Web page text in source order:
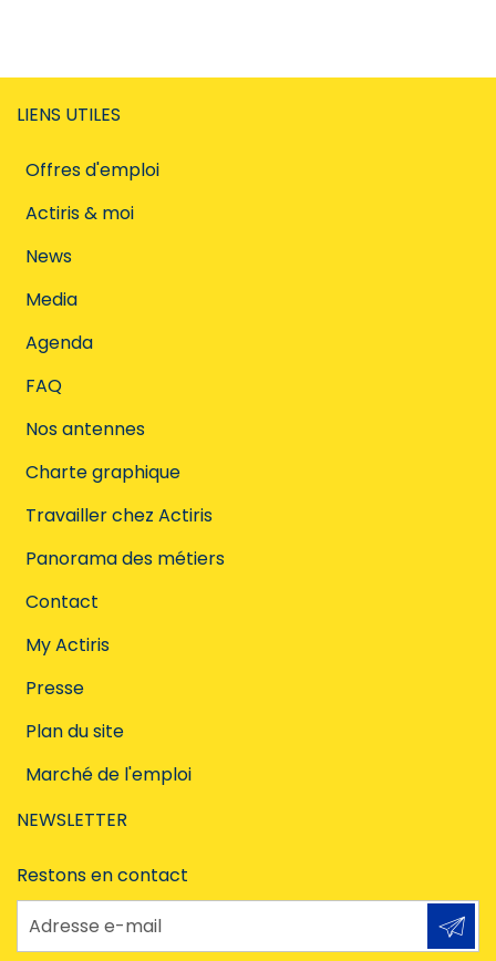
LIENS UTILES
Offres d'emploi
Actiris & moi
News
Media
Agenda
FAQ
Nos antennes
Charte graphique
Travailler chez Actiris
Panorama des métiers
Contact
My Actiris
Presse
Plan du site
Marché de l'emploi
NEWSLETTER
Restons en contact
Adresse e-mail